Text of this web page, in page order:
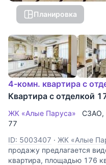
Планировка
4-комн. квартира с
Квартира с отделкой
ЖК «Алые Паруса» СЗАО,
77
ID: 5003407 · ЖК «Алые
продажу предлагается
квартира, площадью 176